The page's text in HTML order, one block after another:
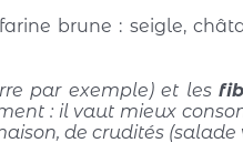
brune : seigle,
par exemple) et les
: il vaut mieux
de crudités